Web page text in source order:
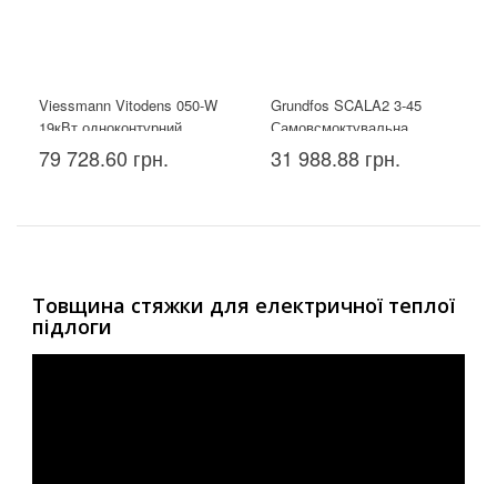
Viessmann Vitodens 050-W
19кВт одноконтурний
79 728.60 грн.
Grundfos SCALA2 3-45
Самовсмоктувальна
насосна установка
31 988.88 грн.
Товщина стяжки для електричної теплої
підлоги